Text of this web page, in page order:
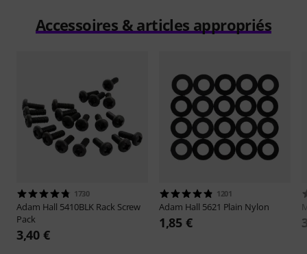
Accessoires & articles appropriés
1730
Adam Hall 5410BLK Rack Screw
Pack
3,40 €
1201
Adam Hall 5621 Plain Nylon
1,85 €